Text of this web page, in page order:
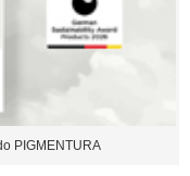
PIGMENTURA